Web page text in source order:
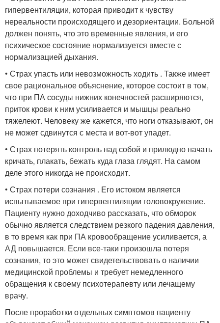
гипервентиляции, которая приводит к чувству
нереальности происходящего и дезориентации. Больной
должен понять, что это временные явления, и его
психическое состояние нормализуется вместе с
нормализацией дыхания.
• Страх упасть или невозможность ходить . Также имеет
свое рациональное объяснение, которое состоит в том,
что при ПА сосуды нижних конечностей расширяются,
приток крови к ним усиливается и мышцы реально
тяжелеют. Человеку же кажется, что ноги отказывают, он
не может сдвинутся с места и вот-вот упадет.
• Страх потерять контроль над собой и прилюдно начать
кричать, плакать, бежать куда глаза глядят. На самом
деле этого никогда не происходит.
• Страх потери сознания . Его истоком является
испытываемое при гипервентиляции головокружение.
Пациенту нужно доходчиво рассказать, что обморок
обычно является следствием резкого падения давления,
в то время как при ПА кровообращение усиливается, а
АД повышается. Если все-таки произошла потеря
сознания, то это может свидетельствовать о наличии
медицинской проблемы и требует немедленного
обращения к своему психотерапевту или лечащему
врачу.
После проработки отдельных симптомов пациенту